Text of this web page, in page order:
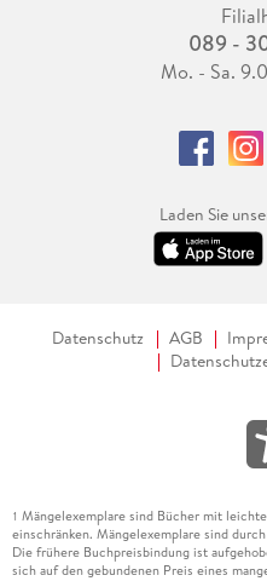
089 -
Mo. - Sa.
Laden Sie
Datenschutz AGB
1 Mängelexemplare sind Bücher mit
einschränken. Mängelexemplare sind
Die frühere Buchpreisbindung ist
sich auf den gebundenen Preis eines